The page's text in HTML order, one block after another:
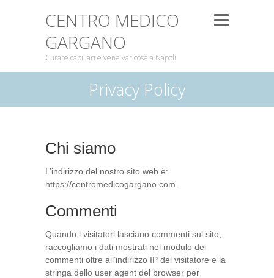
CENTRO MEDICO
GARGANO
Curare capillari e vene varicose a Napoli
Privacy Policy
Chi siamo
L’indirizzo del nostro sito web è:
https://centromedicogargano.com.
Commenti
Quando i visitatori lasciano commenti sul sito,
raccogliamo i dati mostrati nel modulo dei
commenti oltre all’indirizzo IP del visitatore e la
stringa dello user agent del browser per